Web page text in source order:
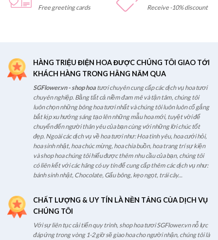
Free greeting cards Receive -10% discount
HÀNG TRIỆU ĐIỆN HOA ĐƯỢC CHÚNG TÔI GIAO TỚI
KHÁCH HÀNG TRONG HẰNG NĂM QUA
SGFlower.vn - shop hoatươi chuyên cung cấp các dịch vụ hoa tươi
chuyên nghiệp. Bằng tất cả niềm đam mê và tận tâm, chúng tôi
luôn chọn những bông hoa tươi nhất và chúng tôi luôn luôn cố gắng
bắt kịp xu hướng sáng tạo lên những mẫu hoa mới, tuyệt vời để
chuyển đến người thân yêu của bạn cùng với những lời chúc tốt
đẹp. Ngoài các dịch vụ về hoa tươi như: Hoa tình yêu, hoa cưới hỏi,
hoa sinh nhật, hoa chúc mừng, hoa chia buồn, hoa trang trí sự kiện
và shop hoa chúng tôi hiểu được thêm nhu cầu của bạn, chúng tôi
có liên kết với các hãng có uy tín để cung cấp thêm các dịch vụ như:
bánh sinh nhật, Chocolate, Gấu bông, kẹo ngọt, trái cây...
CHẤT LƯỢNG & UY TÍN LÀ NỀN TẢNG CỦA DỊCH VỤ
CHÚNG TÔI
Với sự liên tục cải tiến quy trình, shop hoa tươi SGFlower.vn nỗ lực
đáp ứng trong vòng 1-2 giờ sẽ giao hoa cho người nhận, chúng tôi là